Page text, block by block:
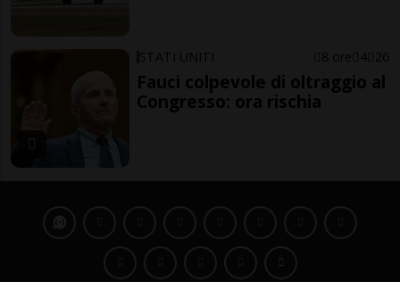
STATI UNITI 8 ore 4 26
Fauci colpevole di oltraggio al
Congresso: ora rischia